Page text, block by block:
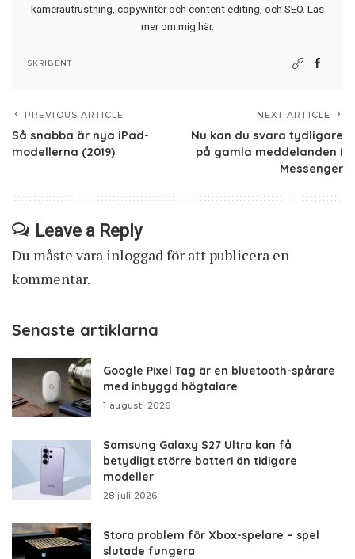
kamerautrustning, copywriter och content editing, och SEO. Läs
mer om mig här.
SKRIBENT
PREVIOUS ARTICLE
Så snabba är nya iPad-
modellerna (2019)
NEXT ARTICLE
Nu kan du svara tydligare
på gamla meddelanden i
Messenger
Leave a Reply
Du måste vara inloggadför att publicera en
kommentar.
Senaste artiklarna
Google Pixel Tag är en bluetooth-spårare
med inbyggd högtalare
1 augusti 2026
Samsung Galaxy S27 Ultra kan få
betydligt större batteri än tidigare
modeller
28 juli 2026
Stora problem för Xbox-spelare – spel
slutade fungera